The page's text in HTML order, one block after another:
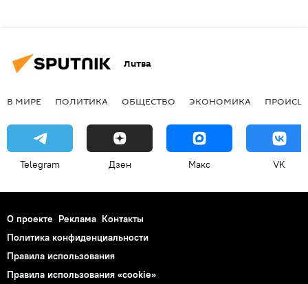
Литва
В МИРЕ ПОЛИТИКА ОБЩЕСТВО ЭКОНОМИКА
Telegram Дзен Макс VK
О проекте Реклама Контакты
Политика конфиденциальности
Правила использования
Правила использования «cookie»